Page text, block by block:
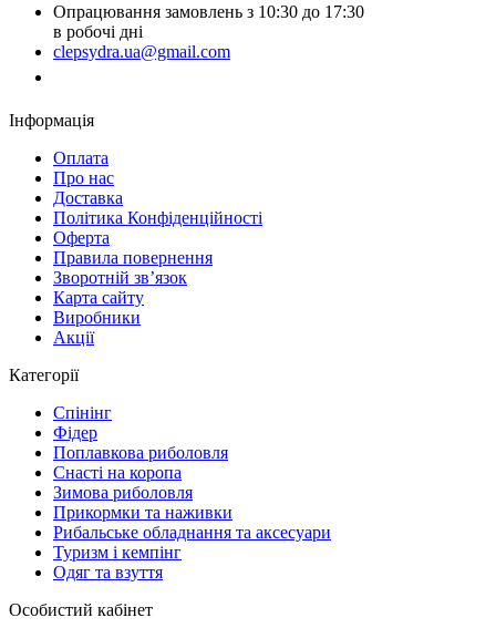
Опрацювання замовлень з 10:30 до 17:30
в робочі дні
clepsydra.ua@gmail.com
Інформація
Оплата
Про нас
Доставка
Політика Конфіденційності
Оферта
Правила повернення
Зворотній зв’язок
Карта сайту
Виробники
Акції
Категорії
Спінінг
Фідер
Поплавкова риболовля
Снасті на коропа
Зимова риболовля
Прикормки та наживки
Рибальське обладнання та аксесуари
Туризм і кемпінг
Одяг та взуття
Особистий кабінет